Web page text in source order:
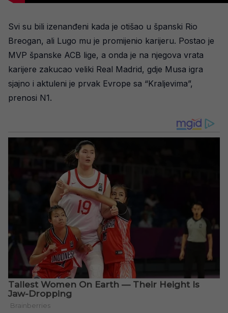
Svi su bili izenanđeni kada je otišao u španski Rio
Breogan, ali Lugo mu je promijenio karijeru. Postao je
MVP španske ACB lige, a onda je na njegova vrata
karijere zakucao veliki Real Madrid, gdje Musa igra
sjajno i aktuleni je prvak Evrope sa “Kraljevima”,
prenosi N1.